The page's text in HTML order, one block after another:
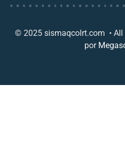
© 2025 sismaqcolrt.com • All
por